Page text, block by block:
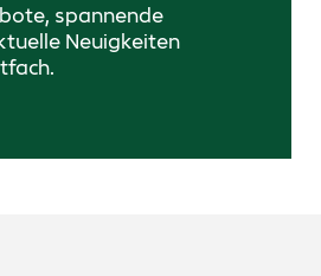
spannende
Neuigkeiten